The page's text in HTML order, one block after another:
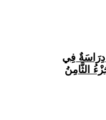
دِرَاسَةٌ فِي
الثَّامِنُ